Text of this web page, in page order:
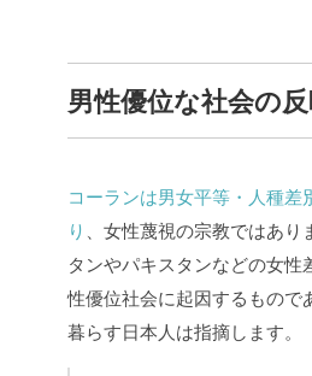
男性優位な社会の
コーランは男女平等・人種差
り
、女性蔑視の宗教ではあ
タンやパキスタンなどの女性
性優位社会に起因するもので
暮らす日本人は指摘します。